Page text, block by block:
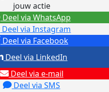
jouw actie
Deel via Facebook
Deel via Instagram
Deel via e-mail
Deel via SMS
Deel via LinkedIn
Deel via WhatsApp